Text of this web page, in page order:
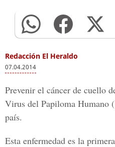
Redacción El Heraldo
07.04.2014
Prevenir el cáncer de cuello
Virus del Papiloma Humano
país.
Esta enfermedad es la